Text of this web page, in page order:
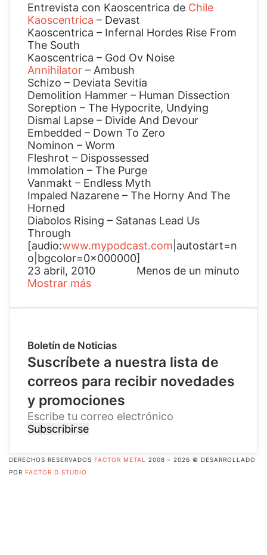
Entrevista con Kaoscentrica de Chile
Kaoscentrica – Devast
Kaoscentrica – Infernal Hordes Rise From
The South
Kaoscentrica – God Ov Noise
Annihilator – Ambush
Schizo – Deviata Sevitia
Demolition Hammer – Human Dissection
Soreption – The Hypocrite, Undying
Dismal Lapse – Divide And Devour
Embedded – Down To Zero
Nominon – Worm
Fleshrot – Dispossessed
Immolation – The Purge
Vanmakt – Endless Myth
Impaled Nazarene – The Horny And The
Horned
Diabolos Rising – Satanas Lead Us
Through
[audio:www.mypodcast.com |autostart=n
o|bgcolor=0x000000]
23 abril, 2010
Menos de un minuto
Mostrar más
Boletín de Noticias
Suscríbete a nuestra lista de
correos para recibir novedades
y promociones
E
s
r
i
b
DERECHOS RESERVADOS FACTOR METAL
2008 - 2026 © DESARROLLADO
POR FACTOR D STUDIO